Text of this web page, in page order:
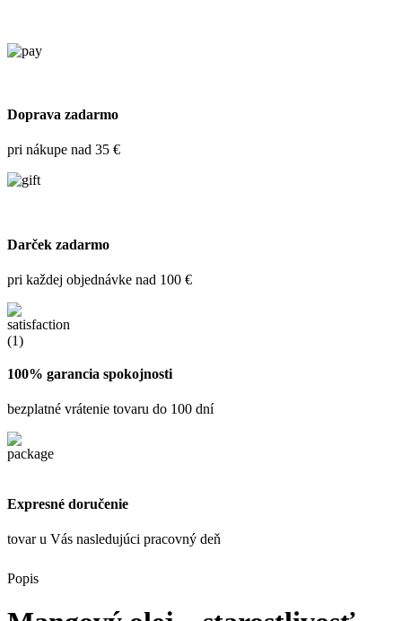
Doprava zadarmo
pri nákupe nad 35 €
Darček zadarmo
pri každej objednávke nad 100 €
100% garancia spokojnosti
bezplatné vrátenie tovaru do 100 dní
Expresné doručenie
tovar u Vás nasledujúci pracovný deň
Popis